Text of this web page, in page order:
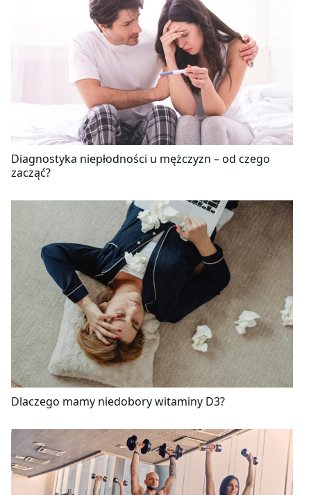
Diagnostyka niepłodności u mężczyzn – od czego
zacząć?
Dlaczego mamy niedobory witaminy D3?